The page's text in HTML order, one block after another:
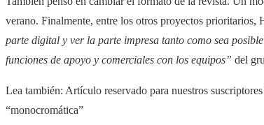
verano. Finalmente, entre los otros proyectos prioritarios,
parte digital y ver la parte impresa tanto como sea
funciones de apoyo y comerciales con los equipos” del
Lea también: Artículo reservado para nuestros suscriptores
“monocromática”